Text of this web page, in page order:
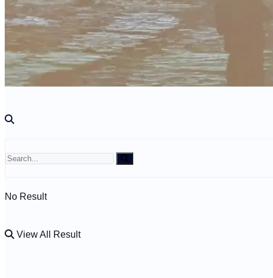
Čeština Slovenčina
Kdo jsme?
🤍 Darujte
No Result
View All Result